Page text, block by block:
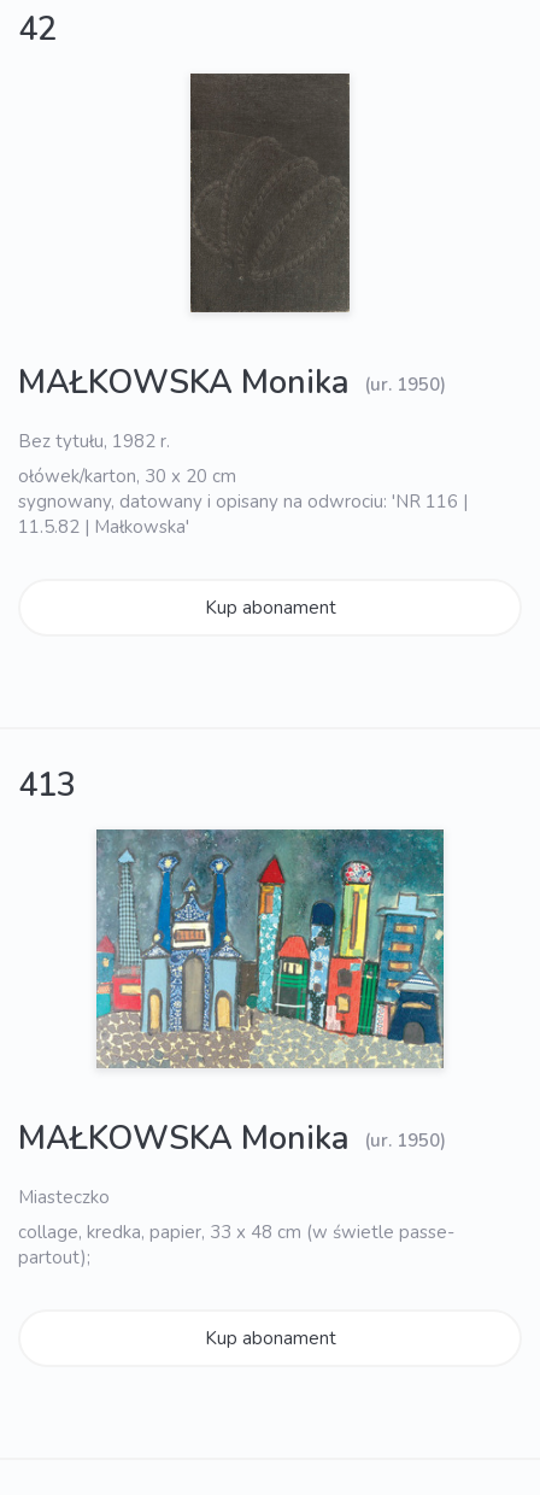
42
MAŁKOWSKA Monika (ur. 1950)
Bez tytułu, 1982 r.
ołówek/karton, 30 x 20 cm
sygnowany, datowany i opisany na odwrociu: 'NR 116 |
11.5.82 | Małkowska'
Kup abonament
413
MAŁKOWSKA Monika (ur. 1950)
Miasteczko
collage, kredka, papier, 33 x 48 cm (w świetle passe-
partout);
Kup abonament